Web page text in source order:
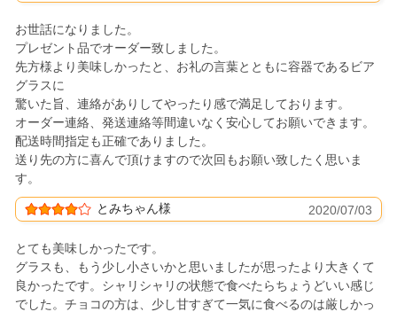
お世話になりました。
プレゼント品でオーダー致しました。
先方様より美味しかったと、お礼の言葉とともに容器であるビア
グラスに
驚いた旨、連絡がありしてやったり感で満足しております。
オーダー連絡、発送連絡等間違いなく安心してお願いできます。
配送時間指定も正確でありました。
送り先の方に喜んで頂けますので次回もお願い致したく思いま
す。
とみちゃん様 2020/07/03
とても美味しかったです。
グラスも、もう少し小さいかと思いましたが思ったより大きくて
良かったです。シャリシャリの状態で食べたらちょうどいい感じ
でした。チョコの方は、少し甘すぎて一気に食べるのは厳しかっ